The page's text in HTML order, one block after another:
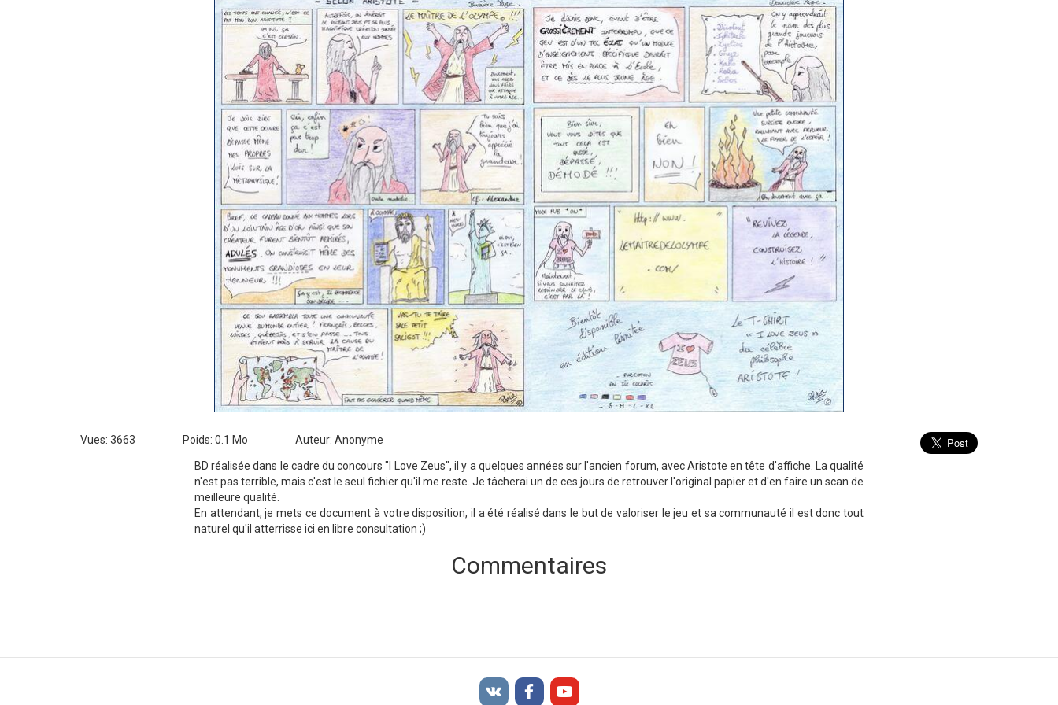
Vues: 3663 Poids: 0.1 Mo Auteur: Anonyme
BD réalisée dans le cadre du concours "I Love Zeus", il y a quelques années sur l'ancien forum, avec Aristote en tête d'affiche. La qualité
n'est pas terrible, mais c'est le seul fichier qu'il me reste. Je tâcherai un de ces jours de retrouver l'original papier et d'en faire un scan de
meilleure qualité.
En attendant, je mets ce document à votre disposition, il a été réalisé dans le but de valoriser le jeu et sa communauté il est donc tout
naturel qu'il atterrisse ici en libre consultation ;)
Commentaires